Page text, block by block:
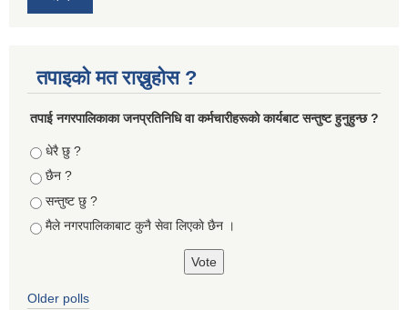
तपाइको मत राख्नुहोस ?
तपा‌ई नगरपालिकाका जनप्रतिनिधि वा कर्मचारीहरूकाे कार्यबाट सन्तुष्ट हुनुहुन्छ ?
Choices
धेरै छु ?
छैन ?
सन्तुष्ट छु ?
मैले नगरपालिकाबाट कुनै सेवा लिएकाे छैन ।
Older polls